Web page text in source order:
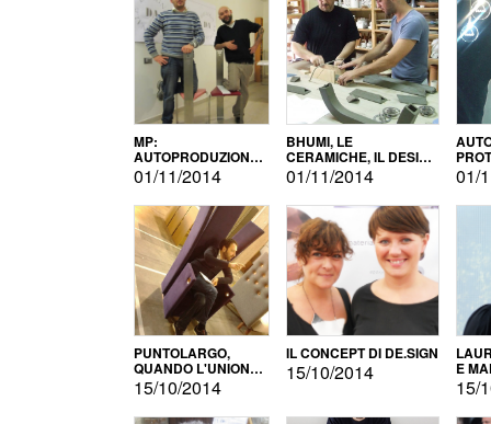
MP:
AUTOPRODUZIONE
E INNOVAZIONE
01/11/2014
BHUMI, LE
CERAMICHE, IL DESIGN
E L'AUTOPRODUZIONE
01/11/2014 01/
PUNTOLARGO,
QUANDO L'UNIONE
FA LA FORZA E
VINCE
15/10/2014
IL CONCEPT DI DE.SIGN
15/10/2014 E
15/